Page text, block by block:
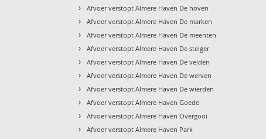
› Afvoer verstopt Almere Haven De hoven
› Afvoer verstopt Almere Haven De marken
› Afvoer verstopt Almere Haven De meenten
› Afvoer verstopt Almere Haven De steiger
› Afvoer verstopt Almere Haven De velden
› Afvoer verstopt Almere Haven De werven
› Afvoer verstopt Almere Haven De wierden
› Afvoer verstopt Almere Haven Goede
› Afvoer verstopt Almere Haven Overgooi
› Afvoer verstopt Almere Haven Park